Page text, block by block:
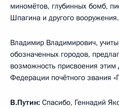
миномётов, глубинных бомб,
Шпагина и другого вооружения.
Владимир Владимирович,
обозначенных городов,
возможность присвоения этим
Федерации почётного звания
В.Путин: Спасибо, Геннадий